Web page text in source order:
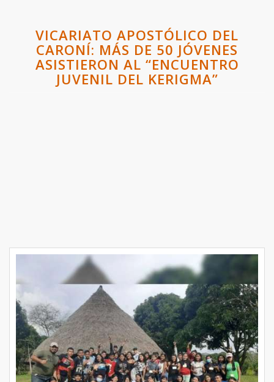
VICARIATO APOSTÓLICO DEL
CARONÍ: MÁS DE 50 JÓVENES
ASISTIERON AL “ENCUENTRO
JUVENIL DEL KERIGMA”